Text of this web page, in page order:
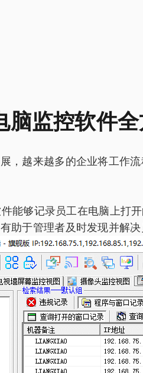
脑监控软件
，越来越多的企业将工作
能够记录员工在电脑上打
助于管理者及时发现并解